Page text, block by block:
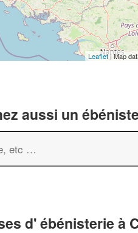
Leaflet| Map
aussi un
d' ébénisterie à